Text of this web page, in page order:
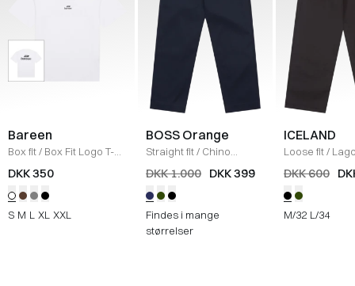
Bareen
Box fit/ Box Fit Logo T-
shirt /WHITE
DKK 350
S M L XL XXL
BOSS Orange
Straight fit/ Chino
Straight /NAVY
DKK 1.000 DKK 399
Findes i mange
størrelser
ICELAND
Loose fit/
Bukser /
DKK 600
M/32 L/34